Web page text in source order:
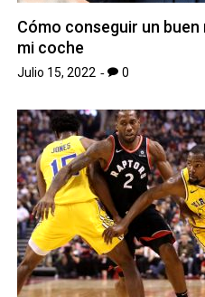
Cómo conseguir un
mi coche
Julio 15, 2022 0